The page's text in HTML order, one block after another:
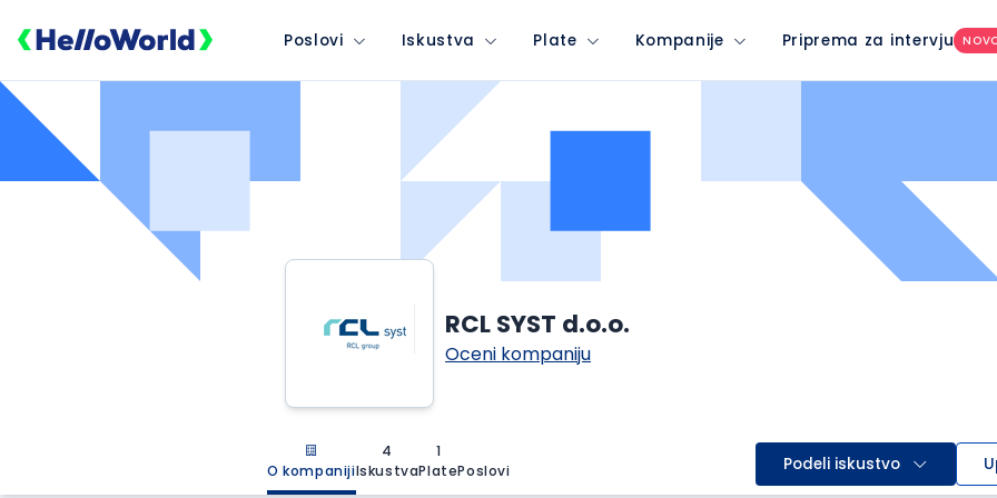
Poslovi Iskustva Plate Kompanije Priprema za intervju
RCL SYST d.o.o.
Oceni kompaniju
O kompaniji
4
Iskustva
1
PlatePoslovi Podeli iskustvo